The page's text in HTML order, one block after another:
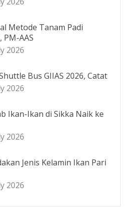
Metode Tanam Padi
AAS
2026
Bus GIIAS 2026, Catat
2026
Ikan-Ikan di Sikka Naik ke
2026
Jenis Kelamin Ikan Pari
2026